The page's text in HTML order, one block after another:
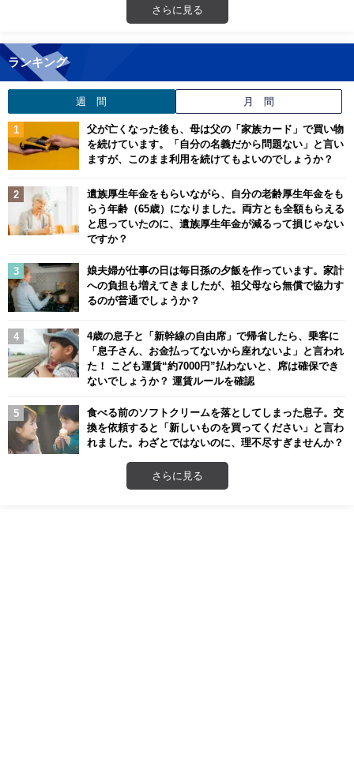
さらに見る
ランキング
週 間 月 間
父が亡くなった後も、母は父の「家族カード」で買い物
を続けています。「自分の名義だから問題ない」と言い
ますが、このまま利用を続けてもよいのでしょうか？
遺族厚生年金をもらいながら、自分の老齢厚生年金をも
らう年齢（65歳）になりました。両方とも全額もらえる
と思っていたのに、遺族厚生年金が減るって損じゃない
ですか？
娘夫婦が仕事の日は毎日孫の夕飯を作っています。家計
への負担も増えてきましたが、祖父母なら無償で協力す
るのが普通でしょうか？
4歳の息子と「新幹線の自由席」で帰省したら、乗客に
「息子さん、お金払ってないから座れないよ」と言われ
た！ こども運賃“約7000円”払わないと、席は確保でき
ないでしょうか？ 運賃ルールを確認
食べる前のソフトクリームを落としてしまった息子。交
換を依頼すると「新しいものを買ってください」と言わ
れました。わざとではないのに、理不尽すぎませんか？
さらに見る